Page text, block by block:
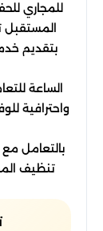
للمجاري
المستقبل
بتقديم
الساعة
واحترافية
بالتعامل
تنظيف